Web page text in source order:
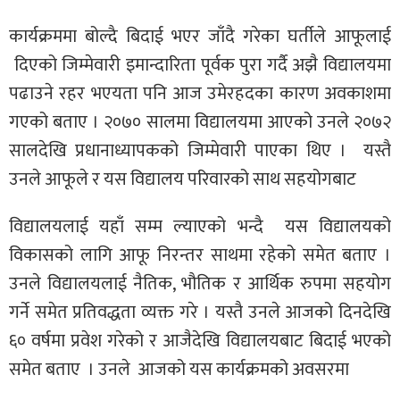
कार्यक्रममा बोल्दै बिदाई भएर जाँदै गरेका घर्तीले आफूलाई
दिएको जिम्मेवारी इमान्दारिता पूर्वक पुरा गर्दै अझै विद्यालयमा
पढाउने रहर भएयता पनि आज उमेरहदका कारण अवकाशमा
गएको बताए । २०७० सालमा विद्यालयमा आएको उनले २०७२
सालदेखि प्रधानाध्यापकको जिम्मेवारी पाएका थिए । यस्तै
उनले आफूले र यस विद्यालय परिवारको साथ सहयोगबाट
विद्यालयलाई यहाँ सम्म ल्याएको भन्दै यस विद्यालयको
विकासको लागि आफू निरन्तर साथमा रहेको समेत बताए ।
उनले विद्यालयलाई नैतिक, भौतिक र आर्थिक रुपमा सहयोग
गर्ने समेत प्रतिवद्धता व्यक्त गरे । यस्तै उनले आजको दिनदेखि
६० वर्षमा प्रवेश गरेको र आजैदेखि विद्यालयबाट बिदाई भएको
समेत बताए । उनले आजको यस कार्यक्रमको अवसरमा